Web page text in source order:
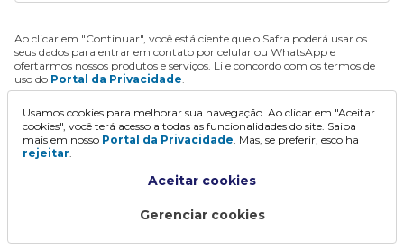
Ao clicar em "Continuar", você está ciente que o Safra poderá usar os
seus dados para entrar em contato por celular ou WhatsApp e
ofertarmos nossos produtos e serviços. Li e concordo com os termos de
uso do Portal da Privacidade.
Continuar
Usamos cookies para melhorar sua navegação. Ao clicar em "Aceitar
cookies", você terá acesso a todas as funcionalidades do site. Saiba
mais em nosso Portal da Privacidade. Mas, se preferir, escolha
rejeitar.
Aceitar cookies
Gerenciar cookies